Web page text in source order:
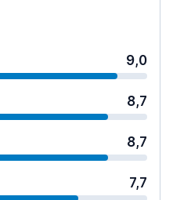
9,0
8,7
8,7
7,7